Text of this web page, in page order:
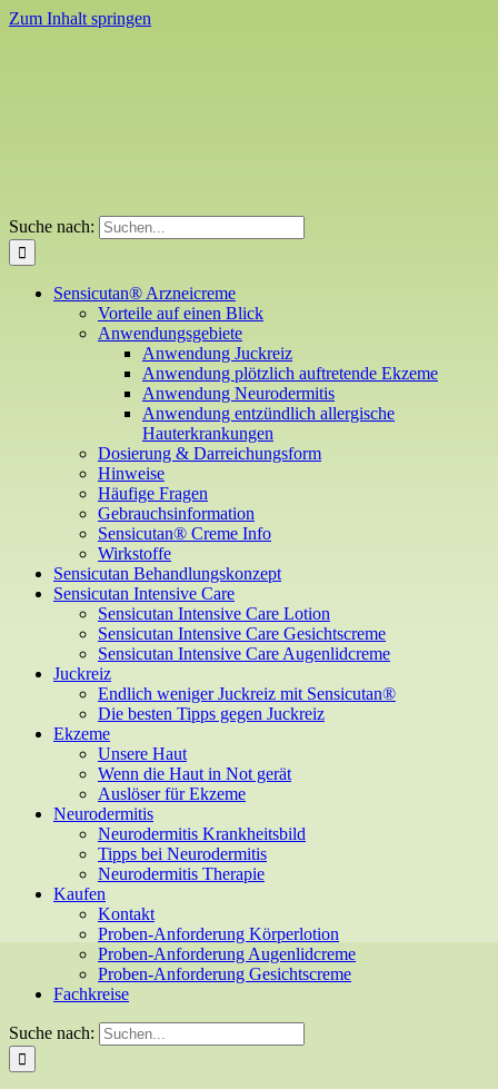
Zum Inhalt springen
Suche nach:
Sensicutan® Arzneicreme
Vorteile auf einen Blick
Anwendungsgebiete
Anwendung Juckreiz
Anwendung plötzlich auftretende Ekzeme
Anwendung Neurodermitis
Anwendung entzündlich allergische
Hauterkrankungen
Dosierung & Darreichungsform
Hinweise
Häufige Fragen
Gebrauchsinformation
Sensicutan® Creme Info
Wirkstoffe
Sensicutan Behandlungskonzept
Sensicutan Intensive Care
Sensicutan Intensive Care Lotion
Sensicutan Intensive Care Gesichtscreme
Sensicutan Intensive Care Augenlidcreme
Juckreiz
Endlich weniger Juckreiz mit Sensicutan®
Die besten Tipps gegen Juckreiz
Ekzeme
Unsere Haut
Wenn die Haut in Not gerät
Auslöser für Ekzeme
Neurodermitis
Neurodermitis Krankheitsbild
Tipps bei Neurodermitis
Neurodermitis Therapie
Kaufen
Kontakt
Proben-Anforderung Körperlotion
Proben-Anforderung Augenlidcreme
Proben-Anforderung Gesichtscreme
Fachkreise
Suche nach: